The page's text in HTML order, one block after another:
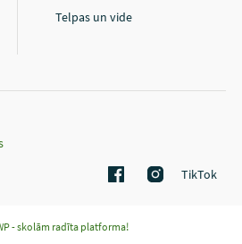
Telpas un vide
TikTok
- skolām radīta platforma!